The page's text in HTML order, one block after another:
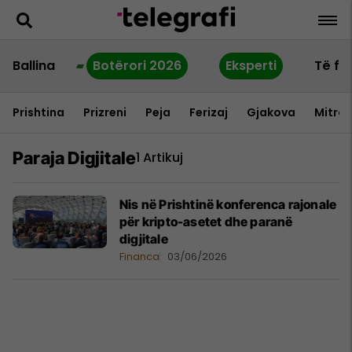
Ballina Botërori 2026 Eksperti Të
Prishtina Prizreni Peja Ferizaj Gjakova
Paraja Digjitale1 Artikuj
Nis në Prishtinë konferenca rajonale
për kripto-asetet dhe paranë
digjitale
Financa 03/06/2026